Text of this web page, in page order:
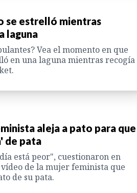
se estrelló mientras
laguna
Vea el momento en que
en una laguna mientras recogía
aleja a pato para que
de pata
está peor", cuestionaron en
de la mujer feminista que
de su pata.